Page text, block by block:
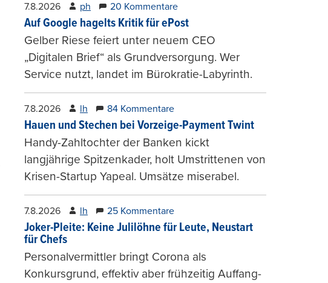
7.8.2026 ph 20 Kommentare
Auf Google hagelts Kritik für ePost
Gelber Riese feiert unter neuem CEO
„Digitalen Brief“ als Grundversorgung. Wer
Service nutzt, landet im Bürokratie-Labyrinth.
7.8.2026 lh 84 Kommentare
Hauen und Stechen bei Vorzeige-Payment Twint
Handy-Zahltochter der Banken kickt
langjährige Spitzenkader, holt Umstrittenen von
Krisen-Startup Yapeal. Umsätze miserabel.
7.8.2026 lh 25 Kommentare
Joker-Pleite: Keine Julilöhne für Leute, Neustart
für Chefs
Personalvermittler bringt Corona als
Konkursgrund, effektiv aber frühzeitig Auffang-